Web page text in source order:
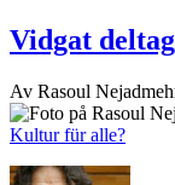
Vidgat
Av Rasoul
Kultur für alle?